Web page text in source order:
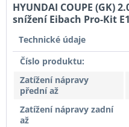
HYUNDAI COUPE (GK)
snížení Eibach Pro-Kit
Technické údaje
Číslo produktu:
Zatížení nápravy
přední až
Zatížení nápravy zadní
až